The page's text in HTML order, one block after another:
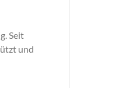
Seit
und